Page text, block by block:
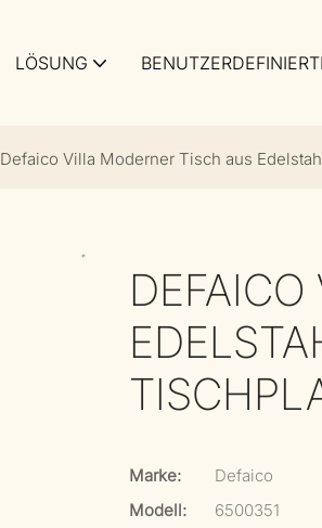
LÖSUNG
Defaico Villa Moderner Tisch aus
Marke:
Defaico
Modell:
6500351